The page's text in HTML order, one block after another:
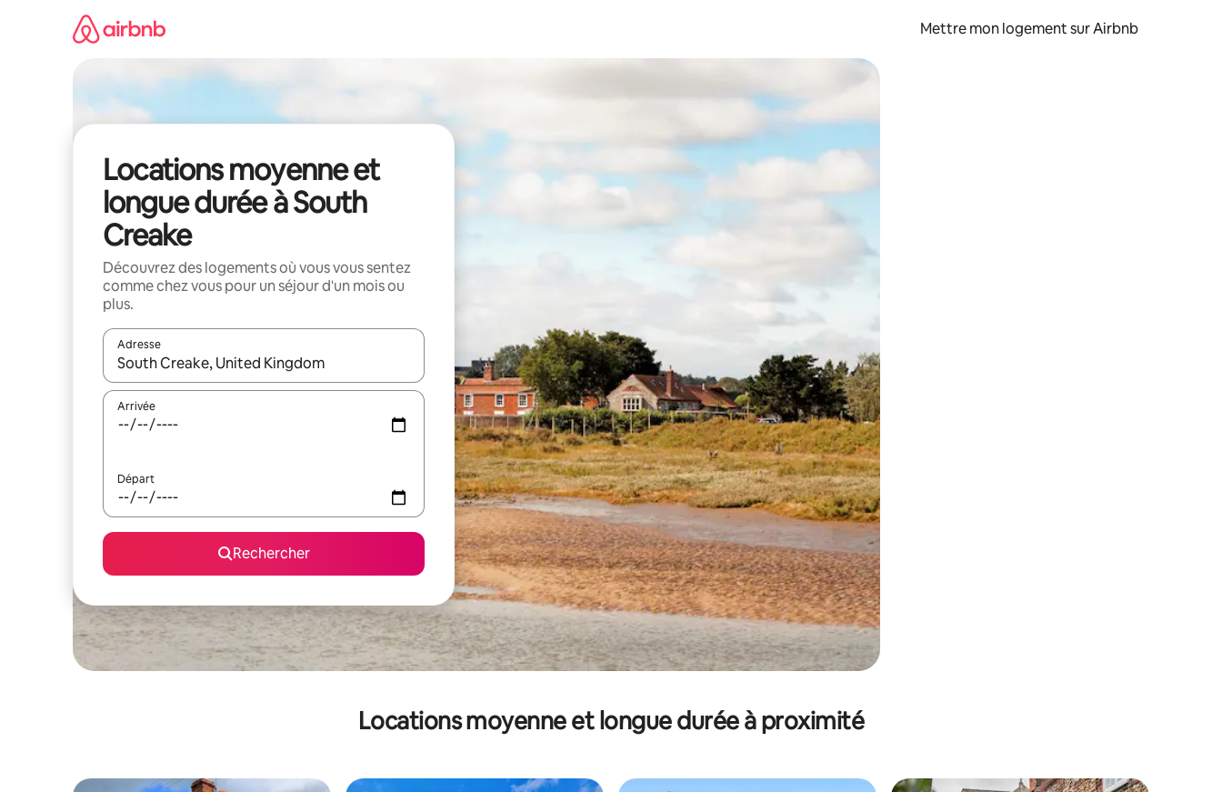
Mettre mon logement sur Airbnb
Locations moyenne et
longue durée à South
Creake
Découvrez des logements où vous vous sentez
comme chez vous pour un séjour d'un mois ou
plus.
Adresse
Lorsque les résultats s'affichent, utilisez les flèches vers le haut et vers le bas pour les parcourir ou en appuyant et en faisant glisser.
Arrivée
Départ
Rechercher
Locations moyenne et longue durée à proximité